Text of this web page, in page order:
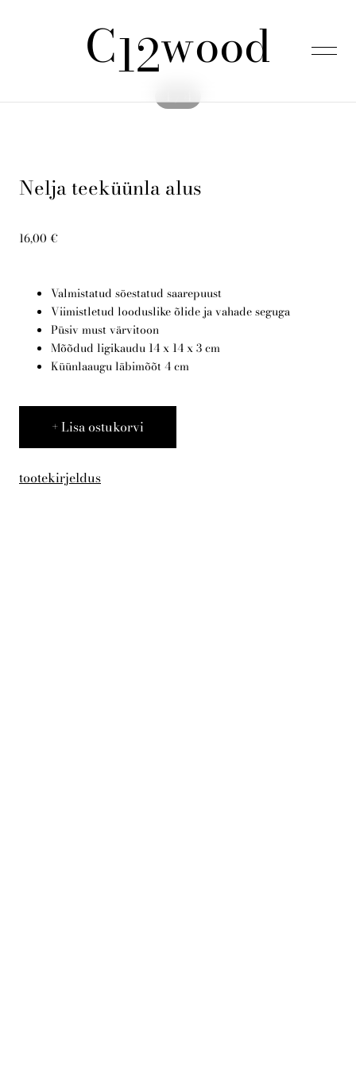
lisati ostukorvi. Vaata ostukorvi
Tooted
Kinkepakid
Meist
C12wood
Nelja teeküünla alus
16,00 €
Valmistatud söestatud saarepuust
Viimistletud looduslike õlide ja vahade seguga
Püsiv must värvitoon
Mõõdud ligikaudu 14 x 14 x 3 cm
Küünlaaugu läbimõõt 4 cm
Lisa ostukorvi
tootekirjeldus